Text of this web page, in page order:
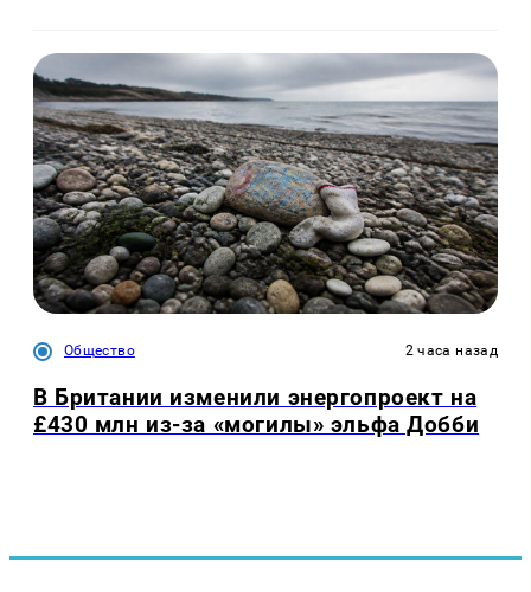
Общество 2 часа назад
В Британии изменили энергопроект на
£430 млн из-за «могилы» эльфа Добби